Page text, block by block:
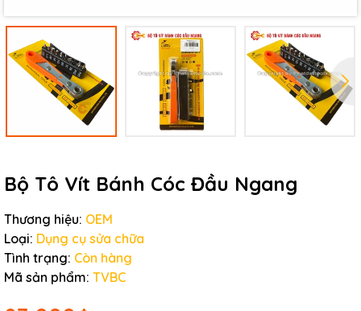
Bộ Tô Vít Bánh Cóc Đầu Ngang
Thương hiệu: OEM
Loại: Dụng cụ sửa chữa
Tình trạng: Còn hàng
Mã sản phẩm: TVBC
Điều kiện: